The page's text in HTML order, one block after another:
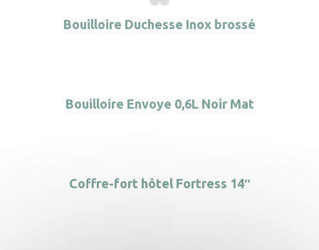
Bouilloire Duchesse Inox brossé
Bouilloire Envoye 0,6L Noir Mat
Coffre-fort hôtel Fortress 14″